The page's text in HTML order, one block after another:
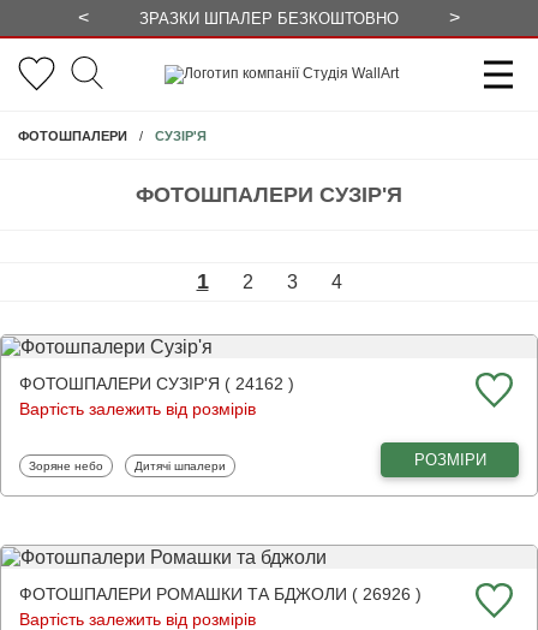
< ЗРАЗКИ ШПАЛЕР БЕЗКОШТОВНО >
ФОТОШПАЛЕРИ СУЗІР'Я
ФОТОШПАЛЕРИ СУЗІР'Я
1 2 3 4
ФОТОШПАЛЕРИ СУЗІР'Я ( 24162 )
Вартість залежить від розмірів
Фотошпалери
Зоряне небо Фотошпалери
Дитячі шпалери РОЗМІРИ
ФОТОШПАЛЕРИ РОМАШКИ ТА БДЖОЛИ ( 26926 )
Вартість залежить від розмірів